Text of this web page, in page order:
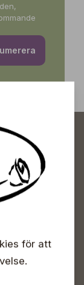
för att